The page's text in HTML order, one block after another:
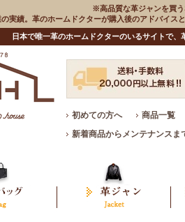
※高品質な革ジャンを買う
実績。革のホームドクターが購入後のアドバイス
日本で唯一革のホームドクターのいるサイトで
初めての方へ 商品一覧
新着商品からメンテナンスま